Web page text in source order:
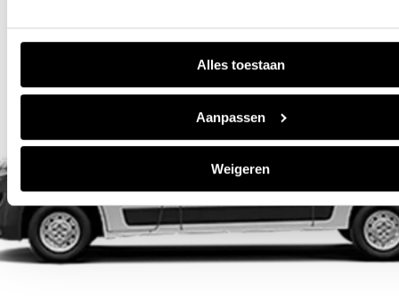
Alles toestaan
Aanpassen
Weigeren